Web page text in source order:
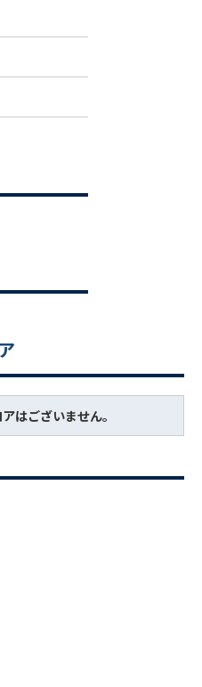
はございません。